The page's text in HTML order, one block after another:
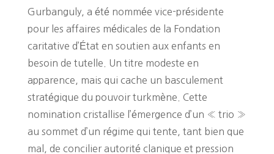
Gurbanguly, a été nommée vice-présidente
pour les affaires médicales de la Fondation
caritative d’État en soutien aux enfants en
besoin de tutelle. Un titre modeste en
apparence, mais qui cache un basculement
stratégique du pouvoir turkmène. Cette
nomination cristallise l’émergence d’un « trio »
au sommet d’un régime qui tente, tant bien que
mal, de concilier autorité clanique et pression